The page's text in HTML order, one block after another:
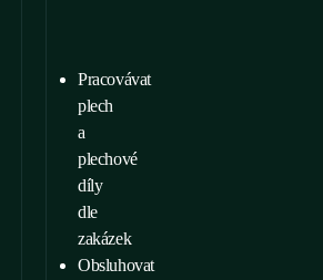
Pracovávat
plech
a
plechové
díly
dle
zakázek
Obsluhovat